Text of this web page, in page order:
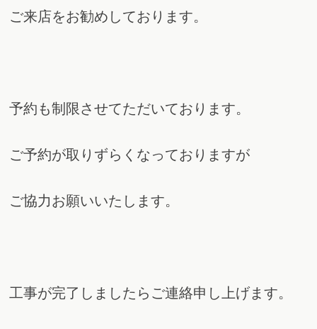
ご来店をお勧めしております。
予約も制限させてただいております。
ご予約が取りずらくなっておりますが
ご協力お願いいたします。
工事が完了しましたらご連絡申し上げます。